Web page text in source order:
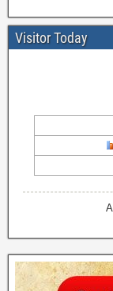
Visitor Today